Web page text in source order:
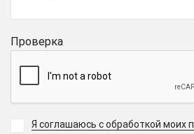
Проверка
Я соглашаюсь с обработкой моих